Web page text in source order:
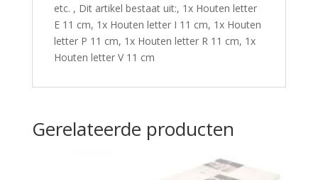
etc. , Dit artikel bestaat uit:, 1x Houten letter
E 11 cm, 1x Houten letter I 11 cm, 1x Houten
letter P 11 cm, 1x Houten letter R 11 cm, 1x
Houten letter V 11 cm
Gerelateerde producten